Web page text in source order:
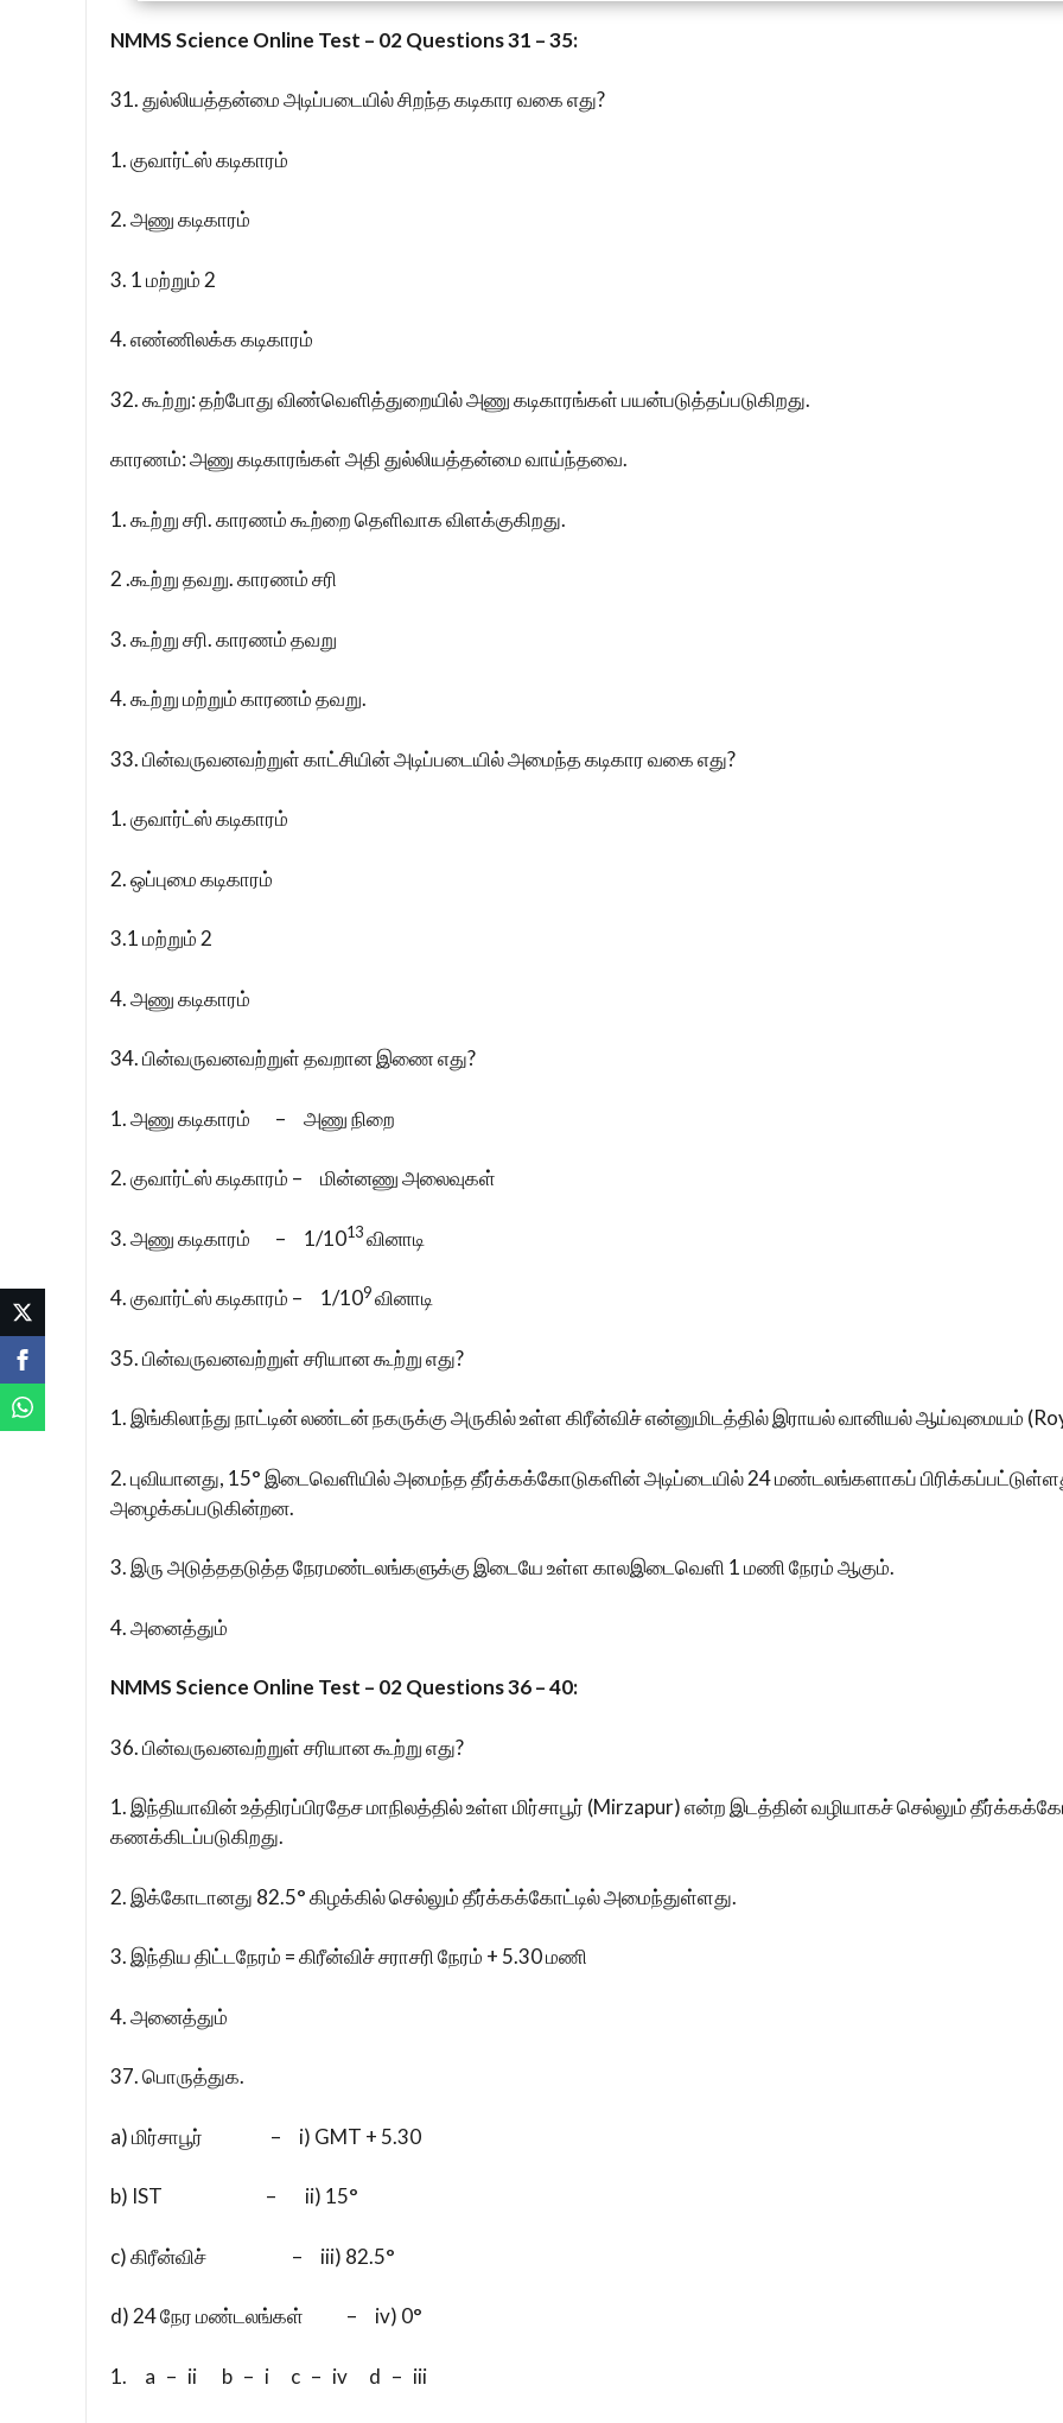
NMMS Science Online Test – 02 Questions 31 – 35:
31. துல்லியத்தன்மை அடிப்படையில் சிறந்த கடிகார வகை எது?
1. குவார்ட்ஸ் கடிகாரம்
2. அணு கடிகாரம்
3. 1 மற்றும் 2
4. எண்ணிலக்க கடிகாரம்
32. கூற்று: தற்போது விண்வெளித்துறையில் அணு கடிகாரங்கள் பயன்படுத்தப்படுகிறது.
காரணம்: அணு கடிகாரங்கள் அதி துல்லியத்தன்மை வாய்ந்தவை.
1. கூற்று சரி. காரணம் கூற்றை தெளிவாக விளக்குகிறது.
2 .கூற்று தவறு. காரணம் சரி
3. கூற்று சரி. காரணம் தவறு
4. கூற்று மற்றும் காரணம் தவறு.
33. பின்வருவனவற்றுள் காட்சியின் அடிப்படையில் அமைந்த கடிகார வகை எது?
1. குவார்ட்ஸ் கடிகாரம்
2. ஒப்புமை கடிகாரம்
3.1 மற்றும் 2
4. அணு கடிகாரம்
34. பின்வருவனவற்றுள் தவறான இணை எது?
1. அணு கடிகாரம் – அணு நிறை
2. குவார்ட்ஸ் கடிகாரம் – மின்னணு அலைவுகள்
3. அணு கடிகாரம் – 1/1013வினாடி
4. குவார்ட்ஸ் கடிகாரம் – 1/109வினாடி
35. பின்வருவனவற்றுள் சரியான கூற்று எது?
1. இங்கிலாந்து நாட்டின் லண்டன் நகருக்கு அருகில் உள்ள கிரீன்விச் என்னுமிடத்தில் இராயல் வானியல் ஆய்வுமையம்
2. புவியானது, 15° இடைவெளியில் அமைந்த தீர்க்கக்கோடுகளின் அடிப்டையில் 24 மண்டலங்களாகப்
அழைக்கப்படுகின்றன.
3. இரு அடுத்ததடுத்த நேரமண்டலங்களுக்கு இடையே உள்ள காலஇடைவெளி 1 மணி நேரம் ஆகும்.
4. அனைத்தும்
NMMS Science Online Test – 02 Questions 36 – 40:
36. பின்வருவனவற்றுள் சரியான கூற்று எது?
1. இந்தியாவின் உத்திரப்பிரதேச மாநிலத்தில் உள்ள மிர்சாபூர் (Mirzapur) என்ற இடத்தின் வழியாகச் செல்லும்
கணக்கிடப்படுகிறது.
2. இக்கோடானது 82.5° கிழக்கில் செல்லும் தீர்க்கக்கோட்டில் அமைந்துள்ளது.
3. இந்திய திட்டநேரம் = கிரீன்விச் சராசரி நேரம் + 5.30 மணி
4. அனைத்தும்
37. பொருத்துக.
a) மிர்சாபூர் – i) GMT + 5.30
b) IST – ii) 15°
c) கிரீன்விச் – iii) 82.5°
d) 24 நேர மண்டலங்கள் – iv) 0°
1. a – ii b – i c – iv d – iii